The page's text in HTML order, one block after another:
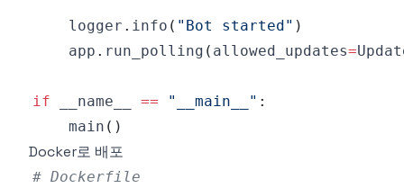
    logger
. info ( "Bot started" )
    app
. run_polling ( allowed_updates=
if __name__ == "__main__" :
    main
( )
Docker로 배포
# Dockerfile